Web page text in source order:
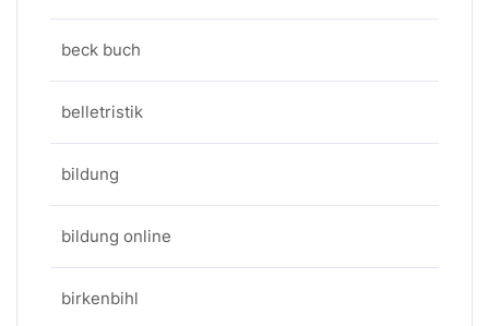
beck buch
belletristik
bildung
bildung online
birkenbihl